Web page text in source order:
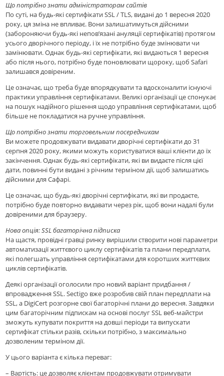
Що потрібно знати адміністраторам сайтів
По суті, на будь-які сертифікати SSL / TLS, видані до 1 вересня 2020
року, ця зміна не впливає. Вони залишатимуться дійсними
(забороняючи будь-які непов’язані ануляції сертифікатів) протягом
усього дворічного періоду, і їх не потрібно буде змінювати чи
замінювати. Однак будь-які сертифікати, які видаються 1 вересня
або після нього, потрібно буде поновлювати щороку, щоб Safari
залишався довіреним.
Це означає, що треба буде впорядкувати та вдосконалити існуючі
практики управління сертифікатами. Великi організації це спонукає
на пошук надійного рішення щодо управління сертифікатами, щоб
більше не покладатися на ручне управління.
Що потрібно знати торговельним посередникам
Ви можете продовжувати видавати дворічні сертифікати до 31
серпня 2020 року, якими можуть користуватися ваші клієнти до їх
закінчення. Однак будь-які сертифікати, які ви видаєте після цієї
дати, повинні бути видані з річним терміном дії, щоб залишатись
дійсними для Сафарі.
Це означає, що будь-які дворічні сертифікати, які ви продаєте,
потрібно буде повторно видавати через рік, щоб вони надалі були
довіреними для браузеру.
Нова опція: SSL багаторічна підписка
На щастя, провідні гравцi ринку вирішили створити нові параметри
автоматизації життєвого циклу сертифікатів та плани передплати,
які полегшать управління сертифікатами для коротших життєвих
циклів сертифікатів.
Деякі органiзацiї оголосили про новий варіант придбання /
впровадження SSL. Sectigo вже розробив свій план передплати на
SSL, а DigiCert розгорне свої багаторічні плани до вересня. Завдяки
цим багаторічним підпискам на основі послуг SSL веб-майстри
зможуть купувати покриття на довші періоди та випускати
сертифікат стільки разів, скільки потрібно, з максимально
дозволеним терміном дії.
У цього варіанта є кілька переваг:
– Вартість: це дозволяє клієнтам продовжувати отримувати